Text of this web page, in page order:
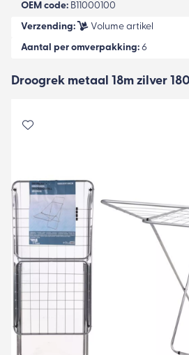
Droogrek metaal 18m zilver
OEM code: B11000100
Verzending:
Volume artikel
Aantal per omverpakking: 6